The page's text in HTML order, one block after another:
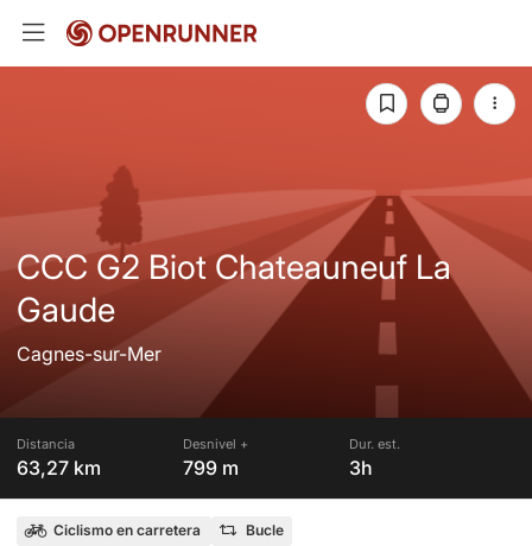
CCC G2 Biot Chateauneuf La
Gaude
Cagnes-sur-Mer
Distancia
63,27 km
Desnivel +
799 m
Dur. est.
3h
Ciclismo en carretera Bucle